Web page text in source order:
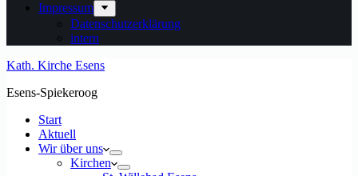
Impressum
Datenschutzerklärung
intern
Kath. Kirche Esens
Esens-Spiekeroog
Start
Aktuell
Wir über uns
Kirchen